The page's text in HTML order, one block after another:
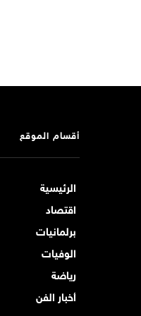
أقسام الموقع
الرئيسية
اقتصاد
برلمانيات
الوفيات
رياضة
أخبار الفن